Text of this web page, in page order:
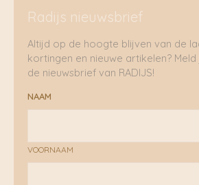
Radijs nieuwsbrief
Altijd op de hoogte blijven van de
kortingen en nieuwe artikelen?
de nieuwsbrief van RADIJS!
NAAM
VOORNAAM